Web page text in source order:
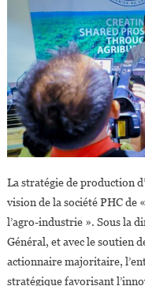
La stratégie de production
vision de la société PHC de
l’agro-industrie ». Sous la
Général, et avec le soutien
actionnaire majoritaire,
stratégique favorisant